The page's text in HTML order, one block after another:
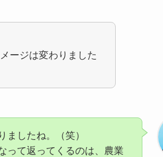
ージは変わりました
ましたね。（笑）
って返ってくるのは、農業